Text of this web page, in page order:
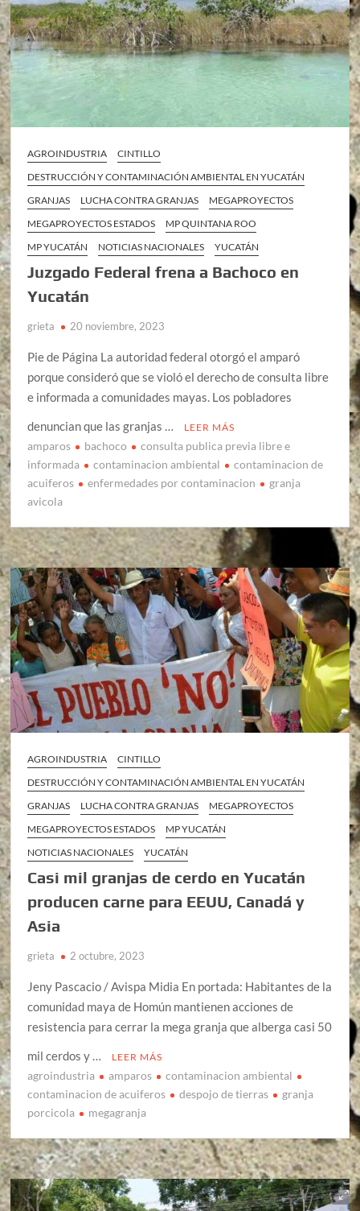
AGROINDUSTRIA
CINTILLO
DESTRUCCIÓN Y CONTAMINACIÓN AMBIENTAL EN YUCATÁN
GRANJAS
LUCHA CONTRA GRANJAS
MEGAPROYECTOS
MEGAPROYECTOS ESTADOS
MP QUINTANA ROO
MP YUCATÁN
NOTICIAS NACIONALES YUCATÁN
Juzgado Federal frena a Bachoco en
Yucatán
grieta 20 noviembre, 2023
Pie de Página La autoridad federal otorgó el amparó
porque consideró que se violó el derecho de consulta libre
e informada a comunidades mayas. Los pobladores
denuncian que las granjas …
LEER MÁS
amparos bachoco
consulta publica previa libre e
informada
contaminacion ambiental
contaminacion de
acuiferos
enfermedades por contaminacion
granja
avicola
AGROINDUSTRIA
CINTILLO
DESTRUCCIÓN Y CONTAMINACIÓN AMBIENTAL EN YUCATÁN
GRANJAS
LUCHA CONTRA GRANJAS
MEGAPROYECTOS
MEGAPROYECTOS ESTADOS
MP YUCATÁN
NOTICIAS NACIONALES
YUCATÁN
Casi mil granjas de cerdo en Yucatán
producen carne para EEUU, Canadá y
Asia
grieta 2 octubre, 2023
Jeny Pascacio / Avispa Midia En portada: Habitantes de la
comunidad maya de Homún mantienen acciones de
resistencia para cerrar la mega granja que alberga casi 50
mil cerdos y …
LEER MÁS
agroindustria amparos
contaminacion ambiental
contaminacion de acuiferos
despojo de tierras
granja
porcicola
megagranja